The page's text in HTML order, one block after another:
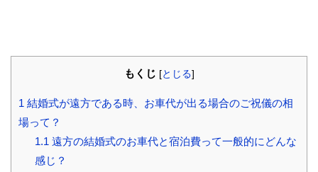
もくじ [とじる]
1 結婚式が遠方である時、お車代が出る場合のご祝儀の相
場って？
1.1 遠方の結婚式のお車代と宿泊費って一般的にどんな
感じ？